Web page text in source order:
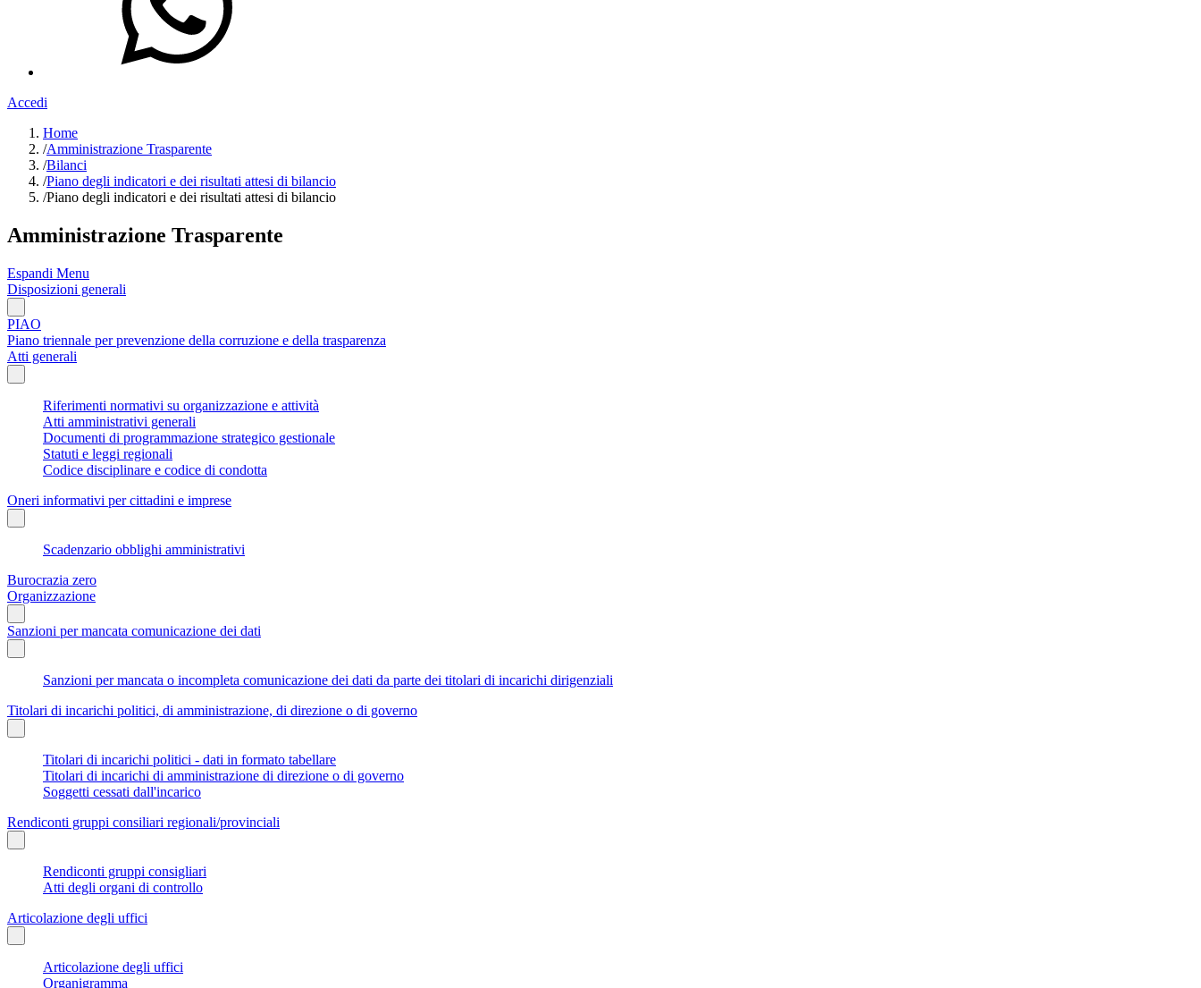
Accedi
Home
/Amministrazione Trasparente
/Bilanci
/Piano degli indicatori e dei risultati attesi di bilancio
/Piano degli indicatori e dei risultati attesi di bilancio
Amministrazione Trasparente
Espandi Menu
Disposizioni generali
PIAO
Piano triennale per prevenzione della corruzione e della trasparenza
Atti generali
Riferimenti normativi su organizzazione e attività
Atti amministrativi generali
Documenti di programmazione strategico gestionale
Statuti e leggi regionali
Codice disciplinare e codice di condotta
Oneri informativi per cittadini e imprese
Scadenzario obblighi amministrativi
Burocrazia zero
Organizzazione
Sanzioni per mancata comunicazione dei dati
Sanzioni per mancata o incompleta comunicazione dei dati da parte dei titolari di incarichi dirigenziali
Titolari di incarichi politici, di amministrazione, di direzione o di governo
Titolari di incarichi politici - dati in formato tabellare
Titolari di incarichi di amministrazione di direzione o di governo
Soggetti cessati dall'incarico
Rendiconti gruppi consiliari regionali/provinciali
Rendiconti gruppi consigliari
Atti degli organi di controllo
Articolazione degli uffici
Articolazione degli uffici
Organigramma